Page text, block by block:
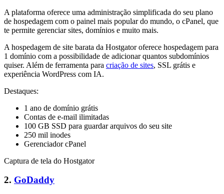
A plataforma oferece uma administração simplificada do seu plano
de hospedagem com o painel mais popular do mundo, o cPanel, que
te permite gerenciar sites, domínios e muito mais.
A hospedagem de site barata da Hostgator oferece hospedagem para
1 domínio com a possibilidade de adicionar quantos subdomínios
quiser. Além de ferramenta para criação de sites, SSL grátis e
experiência WordPress com IA.
Destaques:
1 ano de domínio grátis
Contas de e-mail ilimitadas
100 GB SSD para guardar arquivos do seu site
250 mil inodes
Gerenciador cPanel
Captura de tela do Hostgator
2. GoDaddy